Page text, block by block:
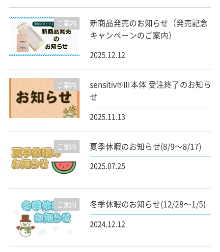
ご案内
新商品発売のお知らせ（発売記念
キャンペーンのご案内）
2025.12.12
ご案内
sensitiv®Ⅲ本体 受注終了のお知ら
せ
2025.11.13
ご案内 夏季休暇のお知らせ(8/9～8/17)
2025.07.25
ご案内 冬季休暇のお知らせ(12/28～1/5)
2024.12.12